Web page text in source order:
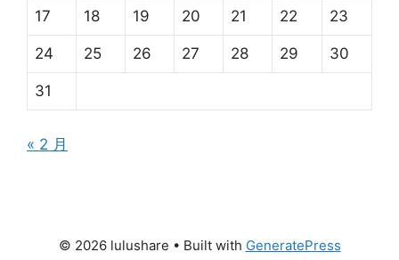
17 18 19 20 21 22 23
24 25 26 27 28 29 30
31
« 2 月
© 2026 lulushare • Built with GeneratePress